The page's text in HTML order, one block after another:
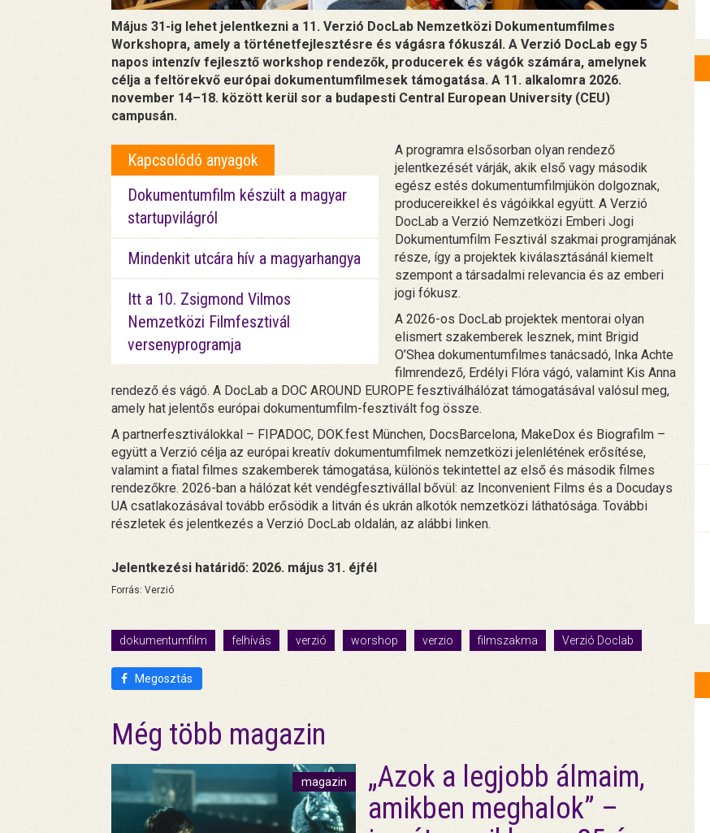
Május 31-ig lehet jelentkezni a 11. Verzió DocLab Nemzetközi Dokumentumfilmes
Workshopra, amely a történetfejlesztésre és vágásra fókuszál. A Verzió DocLab egy 5
napos intenzív fejlesztő workshop rendezők, producerek és vágók számára, amelynek
célja a feltörekvő európai dokumentumfilmesek támogatása. A 11. alkalomra 2026.
november 14–18. között kerül sor a budapesti Central European University (CEU)
campusán.
Kapcsolódó anyagok
Dokumentumfilm készült a magyar
startupvilágról
Mindenkit utcára hív a magyarhangya
Itt a 10. Zsigmond Vilmos
Nemzetközi Filmfesztivál
versenyprogramja
A programra elsősorban olyan rendező
jelentkezését várják, akik első vagy második
egész estés dokumentumfilmjükön dolgoznak,
producereikkel és vágóikkal együtt. A Verzió
DocLab a Verzió Nemzetközi Emberi Jogi
Dokumentumfilm Fesztivál szakmai programjának
része, így a projektek kiválasztásánál kiemelt
szempont a társadalmi relevancia és az emberi
jogi fókusz.
A 2026-os DocLab projektek mentorai olyan
elismert szakemberek lesznek, mint Brigid
O’Shea dokumentumfilmes tanácsadó, Inka Achte
filmrendező, Erdélyi Flóra vágó, valamint Kis Anna
rendező és vágó. A DocLab a DOC AROUND EUROPE fesztiválhálózat támogatásával valósul meg,
amely hat jelentős európai dokumentumfilm-fesztivált fog össze.
A partnerfesztiválokkal – FIPADOC, DOK.fest München, DocsBarcelona, MakeDox és Biografilm –
együtt a Verzió célja az európai kreatív dokumentumfilmek nemzetközi jelenlétének erősítése,
valamint a fiatal filmes szakemberek támogatása, különös tekintettel az első és második filmes
rendezőkre. 2026-ban a hálózat két vendégfesztivállal bővül: az Inconvenient Films és a Docudays
UA csatlakozásával tovább erősödik a litván és ukrán alkotók nemzetközi láthatósága. További
részletek és jelentkezés a Verzió DocLab oldalán, az alábbi linken.
Jelentkezési határidő: 2026. május 31. éjfél
Forrás: Verzió
dokumentumfilm felhívás verzió worshop verzio filmszakma Verzió Doclab
Megosztás
Még több magazin
magazin
„Azok a legjobb álmaim,
amikben meghalok” –